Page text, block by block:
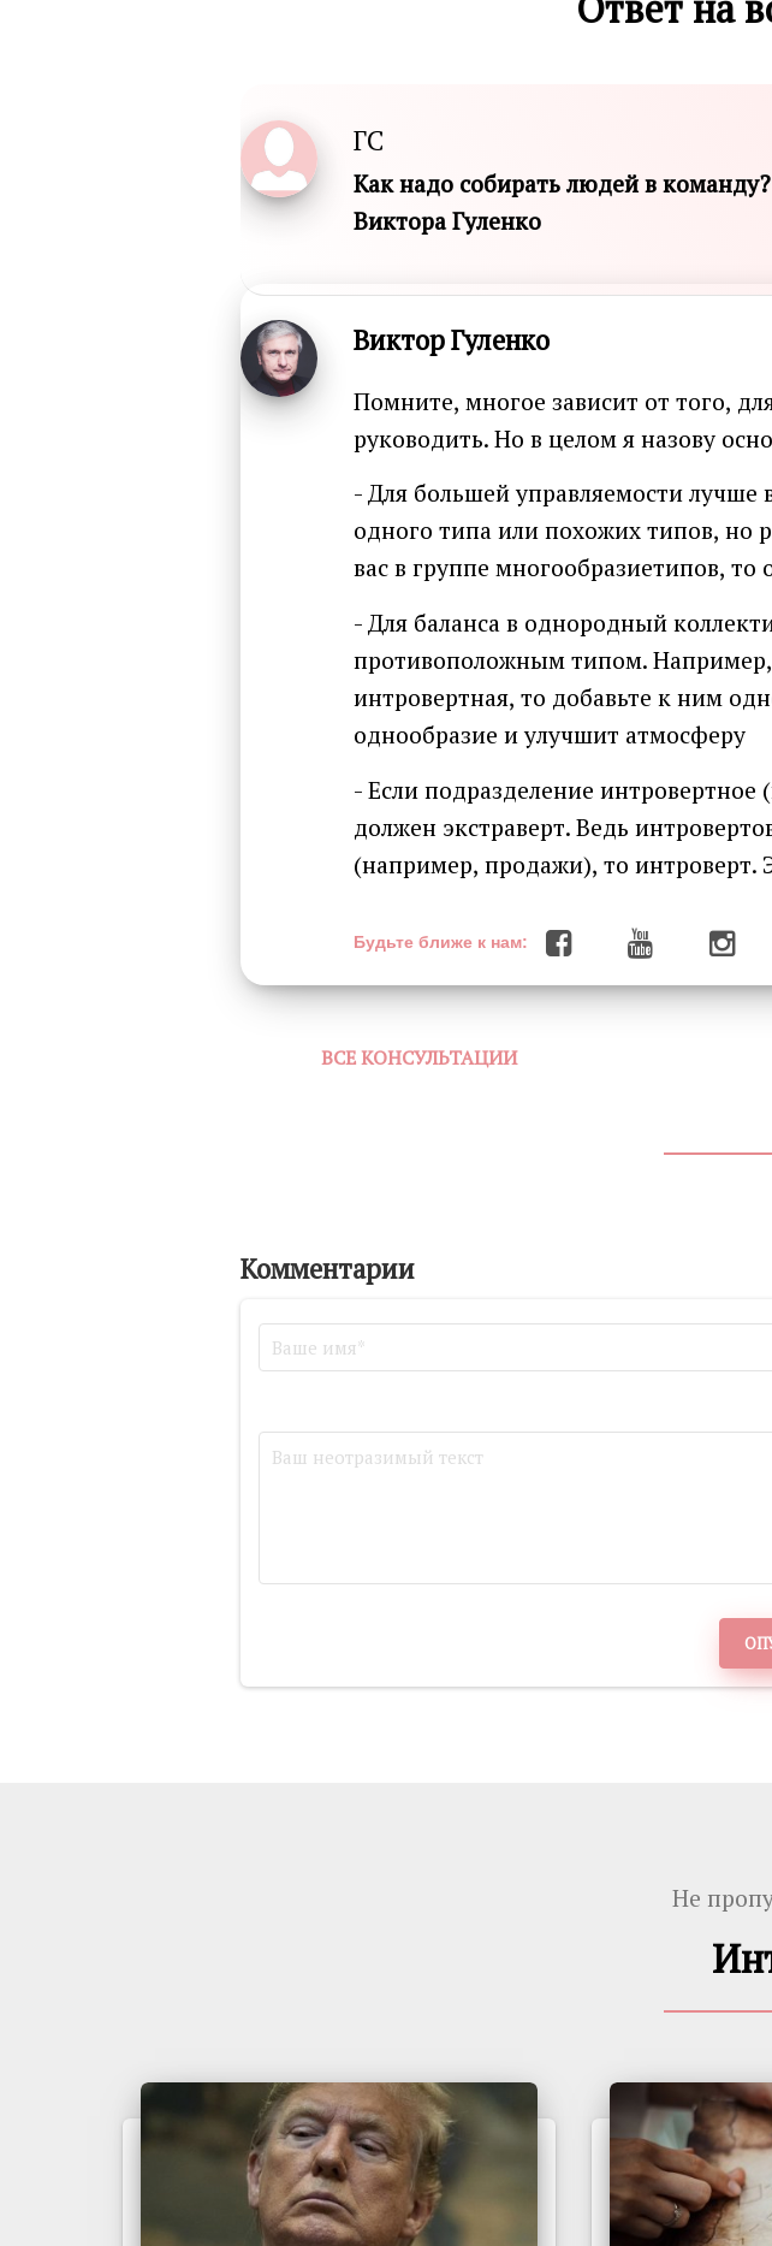
ГС
Как надо собирать людей в
Виктора Гуленко
Виктор Гуленко
Помните, многое зависит от того,
руководить. Но в целом я назову
- Для большей управляемости лучше
одного типа или похожих типов, но
вас в группе многообразиетипов,
- Для баланса в однородный
противоположным типом. Например,
интровертная, то добавьте к ним
однообразие и улучшит атмосферу
- Если подразделение
должен экстраверт. Ведь
(например, продажи), то интроверт.
Будьте ближе к нам:
ВСЕ КОНСУЛЬТАЦИИ
Комментарии
Не